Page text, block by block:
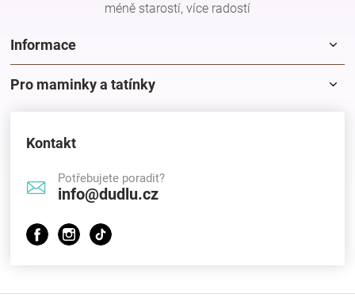
méně starostí, více radostí
Informace
Pro maminky a tatínky
Kontakt
Potřebujete poradit?
info@dudlu.cz